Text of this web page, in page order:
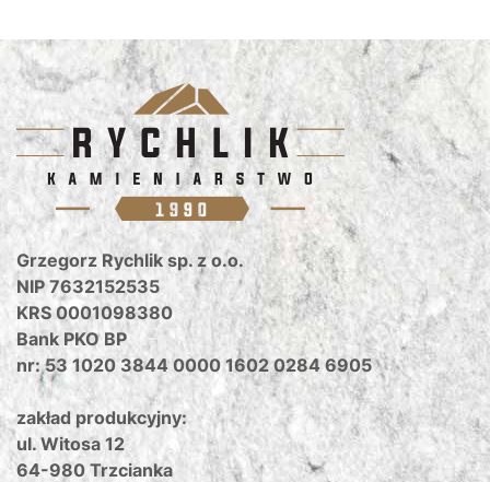
Grzegorz Rychlik sp. z o.o.
NIP 7632152535
KRS 0001098380
Bank PKO BP
nr: 53 1020 3844 0000 1602 0284 6905
zakład produkcyjny:
ul. Witosa 12
64-980 Trzcianka